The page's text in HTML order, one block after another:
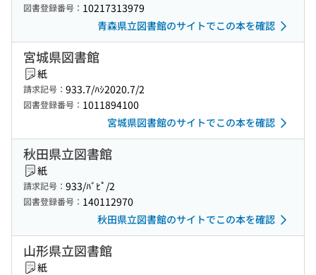
図書登録番号： 10217313979
青森県立図書館のサイトでこの本を確認
宮城県図書館
紙
請求記号： 933.7/ﾊｼ2020.7/2
図書登録番号： 1011894100
宮城県図書館のサイトでこの本を確認
秋田県立図書館
紙
請求記号： 933/ﾊﾞﾋﾟ/2
図書登録番号： 140112970
秋田県立図書館のサイトでこの本を確認
山形県立図書館
紙